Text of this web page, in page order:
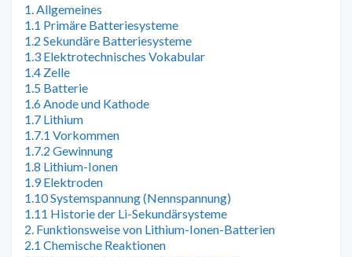
1. Allgemeines
1.1 Primäre Batteriesysteme
1.2 Sekundäre Batteriesysteme
1.3 Elektrotechnisches Vokabular
1.4 Zelle
1.5 Batterie
1.6 Anode und Kathode
1.7 Lithium
1.7.1 Vorkommen
1.7.2 Gewinnung
1.8 Lithium-Ionen
1.9 Elektroden
1.10 Systemspannung (Nennspannung)
1.11 Historie der Li-Sekundärsysteme
2. Funktionsweise von Lithium-Ionen-Batterien
2.1 Chemische Reaktionen